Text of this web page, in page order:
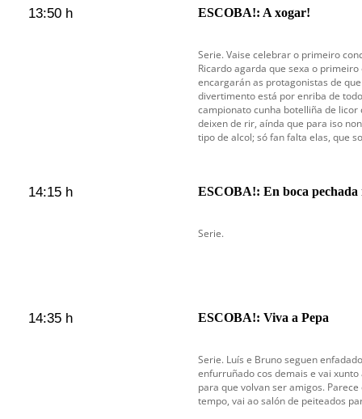
13:50 h ESCOBA!: A xogar!
Serie. Vaise celebrar o primeiro
Ricardo agarda que sexa o
encargarán as protagonistas de
divertimento está por enriba de
campionato cunha botelliña de
deixen de rir, aínda que para iso
tipo de alcol; só fan falta elas, que
14:15 h ESCOBA!: En boca pechada
Serie.
14:35 h ESCOBA!: Viva a Pepa
Serie. Luís e Bruno seguen
enfurruñado cos demais e vai
para que volvan ser amigos.
tempo, vai ao salón de peiteados